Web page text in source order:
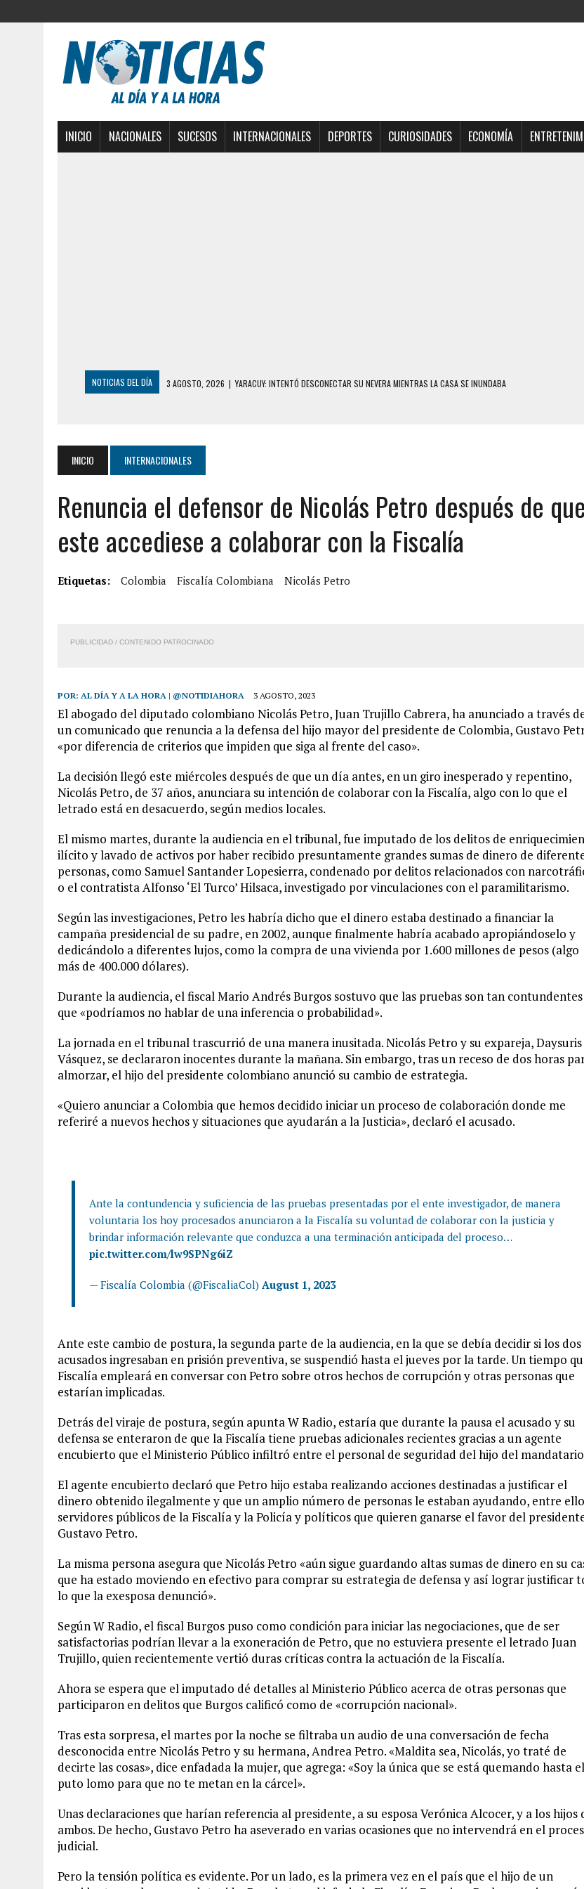
INICIO NACIONALES SUCESOS INTERNACIONALES DEPORTES CURIOSIDADES ECONOMÍA
NOTICIAS DEL DÍA 3 AGOSTO, 2026 | YARACUY: INTENTÓ DESCONECTAR SU NEVERA MIENTRAS LA CASA SE INUNDABA
2 AGOSTO, 2026 | CONMOCIÓN EN CHILE POR BRUTAL CRIMEN CONTRA ADOLESCENTE VENEZOLANO: AUTOR MATERIAL SE MANTIENE EN FUGA
1 AGOSTO, 2026
UN MUERTO Y 5 HERIDOS SALDO DE COLISIÓN MÚLTIPLE EN LA AUTOPISTA VALLE-COCHE
31 JULIO, 2026
ASESINARON A ADOLESCENTE VENEZOLANO DE 15 AÑOS EN LICEO DE CHILE: SUS COMPAÑEROS LO ESPERARON EN LA SALIDA
5 AGOSTO, 2026 |
PRESUNTO BROTE PSICÓTICO POR FALTA DE TRATAMIENTO DESENCADENÓ TRAGEDIA FAMILIAR
INICIO INTERNACIONALES
Renuncia el defensor de Nicolás Petro después de que
este accediese a colaborar con la Fiscalía
Etiquetas: Colombia Fiscalía Colombiana Nicolás Petro
PUBLICIDAD / CONTENIDO PATROCINADO
POR: AL DÍA Y A LA HORA | @NOTIDIAHORA 3 AGOSTO, 2023
El abogado del diputado colombiano Nicolás Petro, Juan Trujillo Cabrera, ha anunciado a través
un comunicado que renuncia a la defensa del hijo mayor del presidente de Colombia, Gustavo
«por diferencia de criterios que impiden que siga al frente del caso».
La decisión llegó este miércoles después de que un día antes, en un giro inesperado y repentino,
Nicolás Petro, de 37 años, anunciara su intención de colaborar con la Fiscalía, algo con lo que el
letrado está en desacuerdo, según medios locales.
El mismo martes, durante la audiencia en el tribunal, fue imputado de los delitos de
ilícito y lavado de activos por haber recibido presuntamente grandes sumas de dinero de
personas, como Samuel Santander Lopesierra, condenado por delitos relacionados con
o el contratista Alfonso ‘El Turco’ Hilsaca, investigado por vinculaciones con el paramilitarismo.
Según las investigaciones, Petro les habría dicho que el dinero estaba destinado a financiar la
campaña presidencial de su padre, en 2002, aunque finalmente habría acabado apropiándoselo y
dedicándolo a diferentes lujos, como la compra de una vivienda por 1.600 millones de pesos (algo
más de 400.000 dólares).
Durante la audiencia, el fiscal Mario Andrés Burgos sostuvo que las pruebas son tan contundentes
que «podríamos no hablar de una inferencia o probabilidad».
La jornada en el tribunal trascurrió de una manera inusitada. Nicolás Petro y su expareja, Daysuris
Vásquez, se declararon inocentes durante la mañana. Sin embargo, tras un receso de dos horas
almorzar, el hijo del presidente colombiano anunció su cambio de estrategia.
«Quiero anunciar a Colombia que hemos decidido iniciar un proceso de colaboración donde me
referiré a nuevos hechos y situaciones que ayudarán a la Justicia», declaró el acusado.
Ante la contundencia y suficiencia de las pruebas presentadas por el ente investigador, de manera
voluntaria los hoy procesados anunciaron a la Fiscalía su voluntad de colaborar con la justicia y
brindar información relevante que conduzca a una terminación anticipada del proceso…
pic.twitter.com/lw9SPNg6iZ
— Fiscalía Colombia (@FiscaliaCol) August 1, 2023
Ante este cambio de postura, la segunda parte de la audiencia, en la que se debía decidir si los dos
acusados ingresaban en prisión preventiva, se suspendió hasta el jueves por la tarde. Un tiempo
Fiscalía empleará en conversar con Petro sobre otros hechos de corrupción y otras personas que
estarían implicadas.
Detrás del viraje de postura, según apunta W Radio, estaría que durante la pausa el acusado y su
defensa se enteraron de que la Fiscalía tiene pruebas adicionales recientes gracias a un agente
encubierto que el Ministerio Público infiltró entre el personal de seguridad del hijo del
El agente encubierto declaró que Petro hijo estaba realizando acciones destinadas a justificar el
dinero obtenido ilegalmente y que un amplio número de personas le estaban ayudando, entre
servidores públicos de la Fiscalía y la Policía y políticos que quieren ganarse el favor del
Gustavo Petro.
La misma persona asegura que Nicolás Petro «aún sigue guardando altas sumas de dinero en su
que ha estado moviendo en efectivo para comprar su estrategia de defensa y así lograr justificar
lo que la exesposa denunció».
Según W Radio, el fiscal Burgos puso como condición para iniciar las negociaciones, que de ser
satisfactorias podrían llevar a la exoneración de Petro, que no estuviera presente el letrado Juan
Trujillo, quien recientemente vertió duras críticas contra la actuación de la Fiscalía.
Ahora se espera que el imputado dé detalles al Ministerio Público acerca de otras personas que
participaron en delitos que Burgos calificó como de «corrupción nacional».
Tras esta sorpresa, el martes por la noche se filtraba un audio de una conversación de fecha
desconocida entre Nicolás Petro y su hermana, Andrea Petro. «Maldita sea, Nicolás, yo traté de
decirte las cosas», dice enfadada la mujer, que agrega: «Soy la única que se está quemando hasta el
puto lomo para que no te metan en la cárcel».
Unas declaraciones que harían referencia al presidente, a su esposa Verónica Alcocer, y a los hijos
ambos. De hecho, Gustavo Petro ha aseverado en varias ocasiones que no intervendrá en el
judicial.
Pero la tensión política es evidente. Por un lado, es la primera vez en el país que el hijo de un